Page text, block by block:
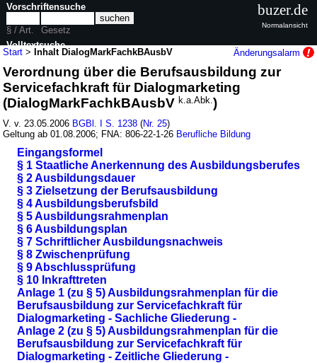
Start >Inhalt DialogMarkFachkBAusbV Änderungsalarm
Verordnung über die Berufsausbildung zur
Servicefachkraft für Dialogmarketing
(DialogMarkFachkBAusbVk.a.Abk.)
V. v. 23.05.2006 BGBl. I S. 1238 (Nr. 25)
Geltung ab 01.08.2006; FNA: 806-22-1-26 Berufliche Bildung
Eingangsformel
§ 1 Staatliche Anerkennung des Ausbildungsberufes
§ 2 Ausbildungsdauer
§ 3 Zielsetzung der Berufsausbildung
§ 4 Ausbildungsberufsbild
§ 5 Ausbildungsrahmenplan
§ 6 Ausbildungsplan
§ 7 Schriftlicher Ausbildungsnachweis
§ 8 Zwischenprüfung
§ 9 Abschlussprüfung
§ 10 Inkrafttreten
Anlage 1 (zu § 5) Ausbildungsrahmenplan für die
Berufsausbildung zur Servicefachkraft für
Dialogmarketing - Sachliche Gliederung -
Anlage 2 (zu § 5) Ausbildungsrahmenplan für die
Berufsausbildung zur Servicefachkraft für
Dialogmarketing - Zeitliche Gliederung -
Vorschriftensuche
§ / Art.
Gesetz
Volltextsuche
nur in DialogMarkFachkBAusbV
buzer.de
Normalansicht